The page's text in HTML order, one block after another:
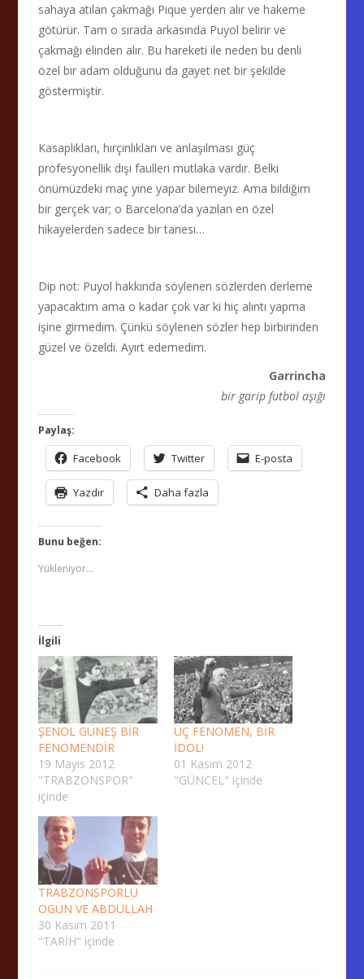
sahaya atılan çakmağı Pique yerden alır ve hakeme
götürür. Tam o sırada arkasında Puyol belirir ve
çakmağı elinden alır. Bu hareketi ile neden bu denli
özel bir adam olduğunu da gayet net bir şekilde
göstermiştir.
Kasaplıkları, hırçınlıkları ve anlaşılması güç
profesyonellik dışı faulleri mutlaka vardır. Belki
önümüzdeki maç yine yapar bilemeyiz. Ama bildiğim
bir gerçek var; o Barcelona’da yazılan en özel
hikayelerden sadece bir tanesi…
Dip not: Puyol hakkında söylenen sözlerden derleme
yapacaktım ama o kadar çok var ki hiç alıntı yapma
işine girmedim. Çünkü söylenen sözler hep birbirinden
güzel ve özeldi. Ayırt edemedim.
Garrincha
bir garip futbol aşığı
Paylaş:
Facebook Twitter E-posta
Yazdır Daha fazla
Bunu beğen:
Yükleniyor...
İlgili
ŞENOL GÜNEŞ BİR
FENOMENDİR
19 Mayıs 2012
"TRABZONSPOR"
içinde
ÜÇ FENOMEN, BİR
İDOL!
01 Kasım 2012
"GÜNCEL" içinde
TRABZONSPORLU
OGÜN VE ABDULLAH
30 Kasım 2011
"TARİH" içinde